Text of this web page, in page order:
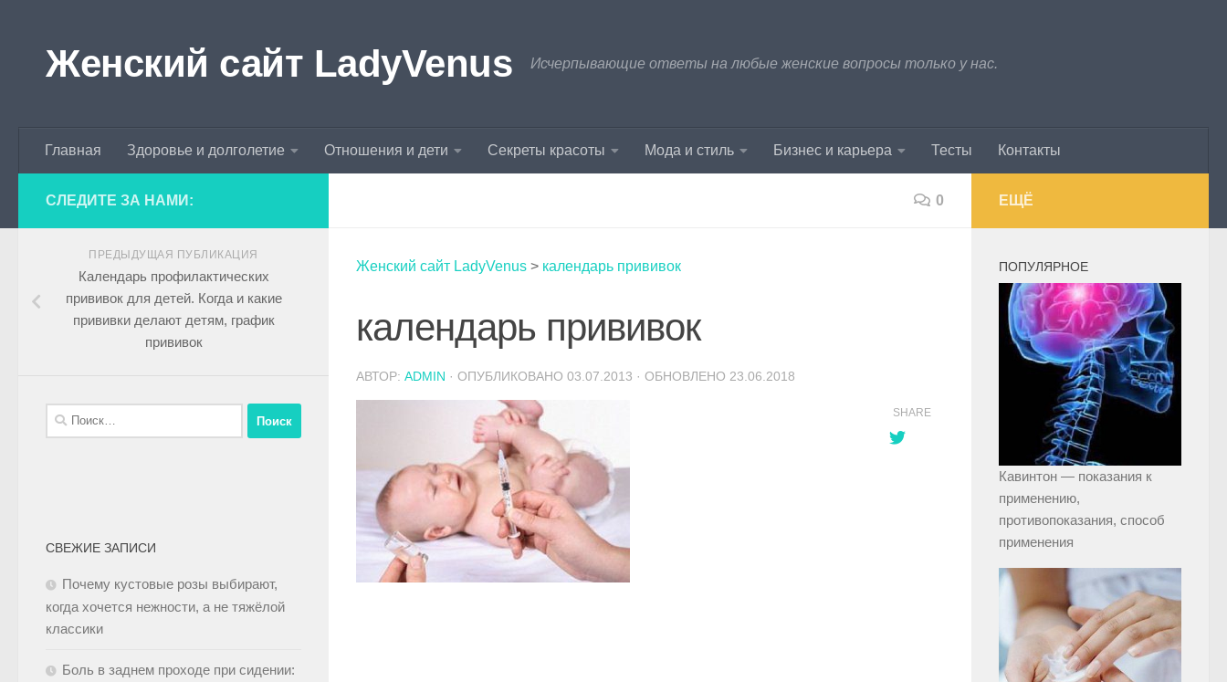
Женский сайт LadyVenus Исчерпывающие ответы на любые женские вопросы только у нас.
Главная Здоровье и долголетие Отношения и дети Секреты красоты Мода и стиль Бизнес и карьера Тесты Контакты
0
Женский сайт LadyVenus > календарь прививок
календарь прививок
АВТОР: ADMIN · ОПУБЛИКОВАНО 03.07.2013 · ОБНОВЛЕНО 23.06.2018
SHARE
СЛЕДИТЕ ЗА НАМИ:
ПРЕДЫДУЩАЯ ПУБЛИКАЦИЯ
Календарь профилактических
прививок для детей. Когда и какие
прививки делают детям, график
прививок
СВЕЖИЕ ЗАПИСИ
Почему кустовые розы выбирают,
когда хочется нежности, а не тяжёлой
классики
Боль в заднем проходе при сидении:
ЕЩЁ
ПОПУЛЯРНОЕ
Кавинтон — показания к
применению,
противопоказания, способ
применения